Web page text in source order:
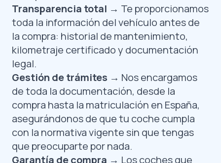
Transparencia total → Te proporcionamos
toda la información del vehículo antes de
la compra: historial de mantenimiento,
kilometraje certificado y documentación
legal.
Gestión de trámites → Nos encargamos
de toda la documentación, desde la
compra hasta la matriculación en España,
asegurándonos de que tu coche cumpla
con la normativa vigente sin que tengas
que preocuparte por nada.
Garantía de compra → Los coches que